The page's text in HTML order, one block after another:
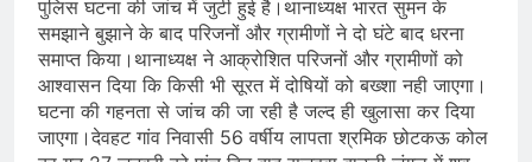
पुलिस घटना की जांच में जुटी हुई है।थानाध्यक्ष भारत सुमन के
समझाने बुझाने के बाद परिजनों और ग्रामीणों ने दो घंटे बाद धरना
समाप्त किया।थानाध्यक्ष ने आक्रोशित परिजनों और ग्रामीणों को
आश्वासन दिया कि किसी भी सूरत में दोषियों को बख्शा नही जाएगा।
घटना की गहनता से जांच की जा रही है जल्द ही खुलासा कर दिया
जाएगा।देवहट गांव निवासी 56 वर्षीय लापता श्रमिक छोटकऊ कोल